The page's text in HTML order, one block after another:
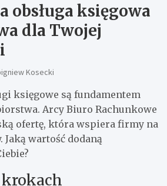
obsługa księgowa
dla Twojej
Kosecki
księgowe są fundamentem
Arcy Biuro Rachunkowe
ofertę, która wspiera firmy na
Jaką wartość dodaną